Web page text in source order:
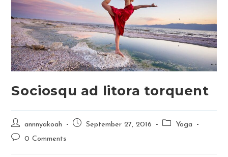
Sociosqu ad litora torquent
Post
author:
annnyakoah
PostSeptember 27, 2016
PostYoga
Post0 Comments